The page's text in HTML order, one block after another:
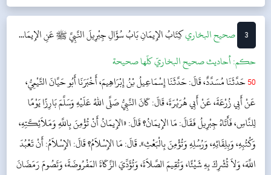
3 ‌‌صحيح البخاريكِتَابُ الإِيمَانِبَابُ سُؤَالِ جِبْرِيلَ النَّبِيَّ ﷺ عَنِ الإِيمَا...
حکم:أحاديث صحيح البخاريّ كلّها صحيحة
50حَدَّثَنَا مُسَدَّدٌ، قَالَ: حَدَّثَنَا إِسْمَاعِيلُ بْنُ إِبْرَاهِيمَ، أَخْبَرَنَا أَبُو حَيَّانَ التَّيْمِيُّ،
عَنْ أَبِي زُرْعَةَ، عَنْ أَبِي هُرَيْرَةَ، قَالَ: كَانَ النَّبِيُّ صَلَّى اللهُ عَلَيْهِ وَسَلَّمَ بَارِزًا يَوْمًا
لِلنَّاسِ، فَأَتَاهُ جِبْرِيلُ فَقَالَ: مَا الإِيمَانُ؟ قَالَ: «الإِيمَانُ أَنْ تُؤْمِنَ بِاللَّهِ وَمَلاَئِكَتِهِ،
وَكُتُبِهِ، وَبِلِقَائِهِ، وَرُسُلِهِ وَتُؤْمِنَ بِالْبَعْثِ». قَالَ: مَا الإِسْلاَمُ؟ قَالَ: الإِسْلاَمُ: أَنْ تَعْبُدَ
اللَّهَ، وَلاَ تُشْرِكَ بِهِ شَيْئًا، وَتُقِيمَ الصَّلاَةَ، وَتُؤَدِّيَ الزَّكَاةَ المَفْرُوضَةَ، وَتَصُومَ رَمَضَانَ